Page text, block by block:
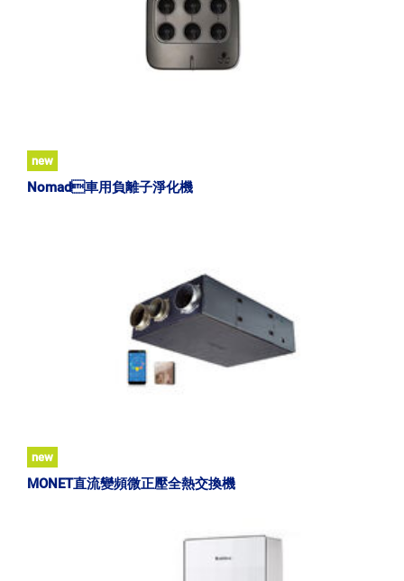
new
Nomad車用負離子淨化機
new
MONET直流變頻微正壓全熱交換機